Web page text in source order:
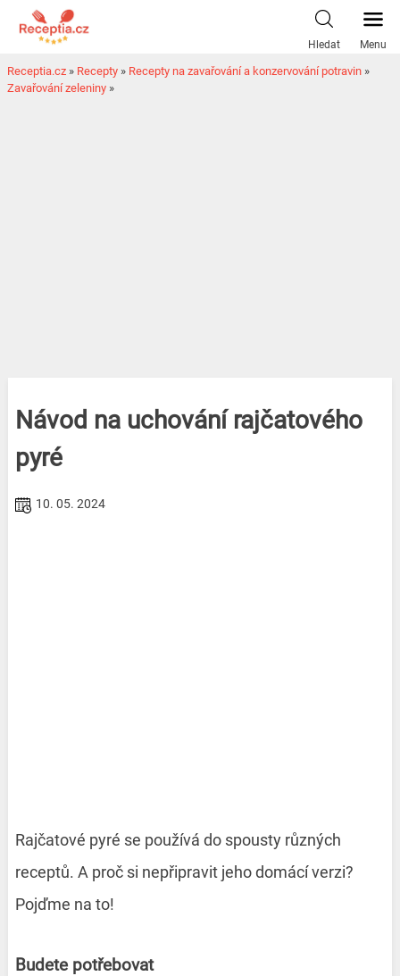
Hledat Menu
Receptia.cz » Recepty » Recepty na zavařování a konzervování potravin »
Zavařování zeleniny »
Návod na uchování rajčatového
pyré
10. 05. 2024
Rajčatové pyré se používá do spousty různých
receptů. A proč si nepřipravit jeho domácí verzi?
Pojďme na to!
Budete potřebovat